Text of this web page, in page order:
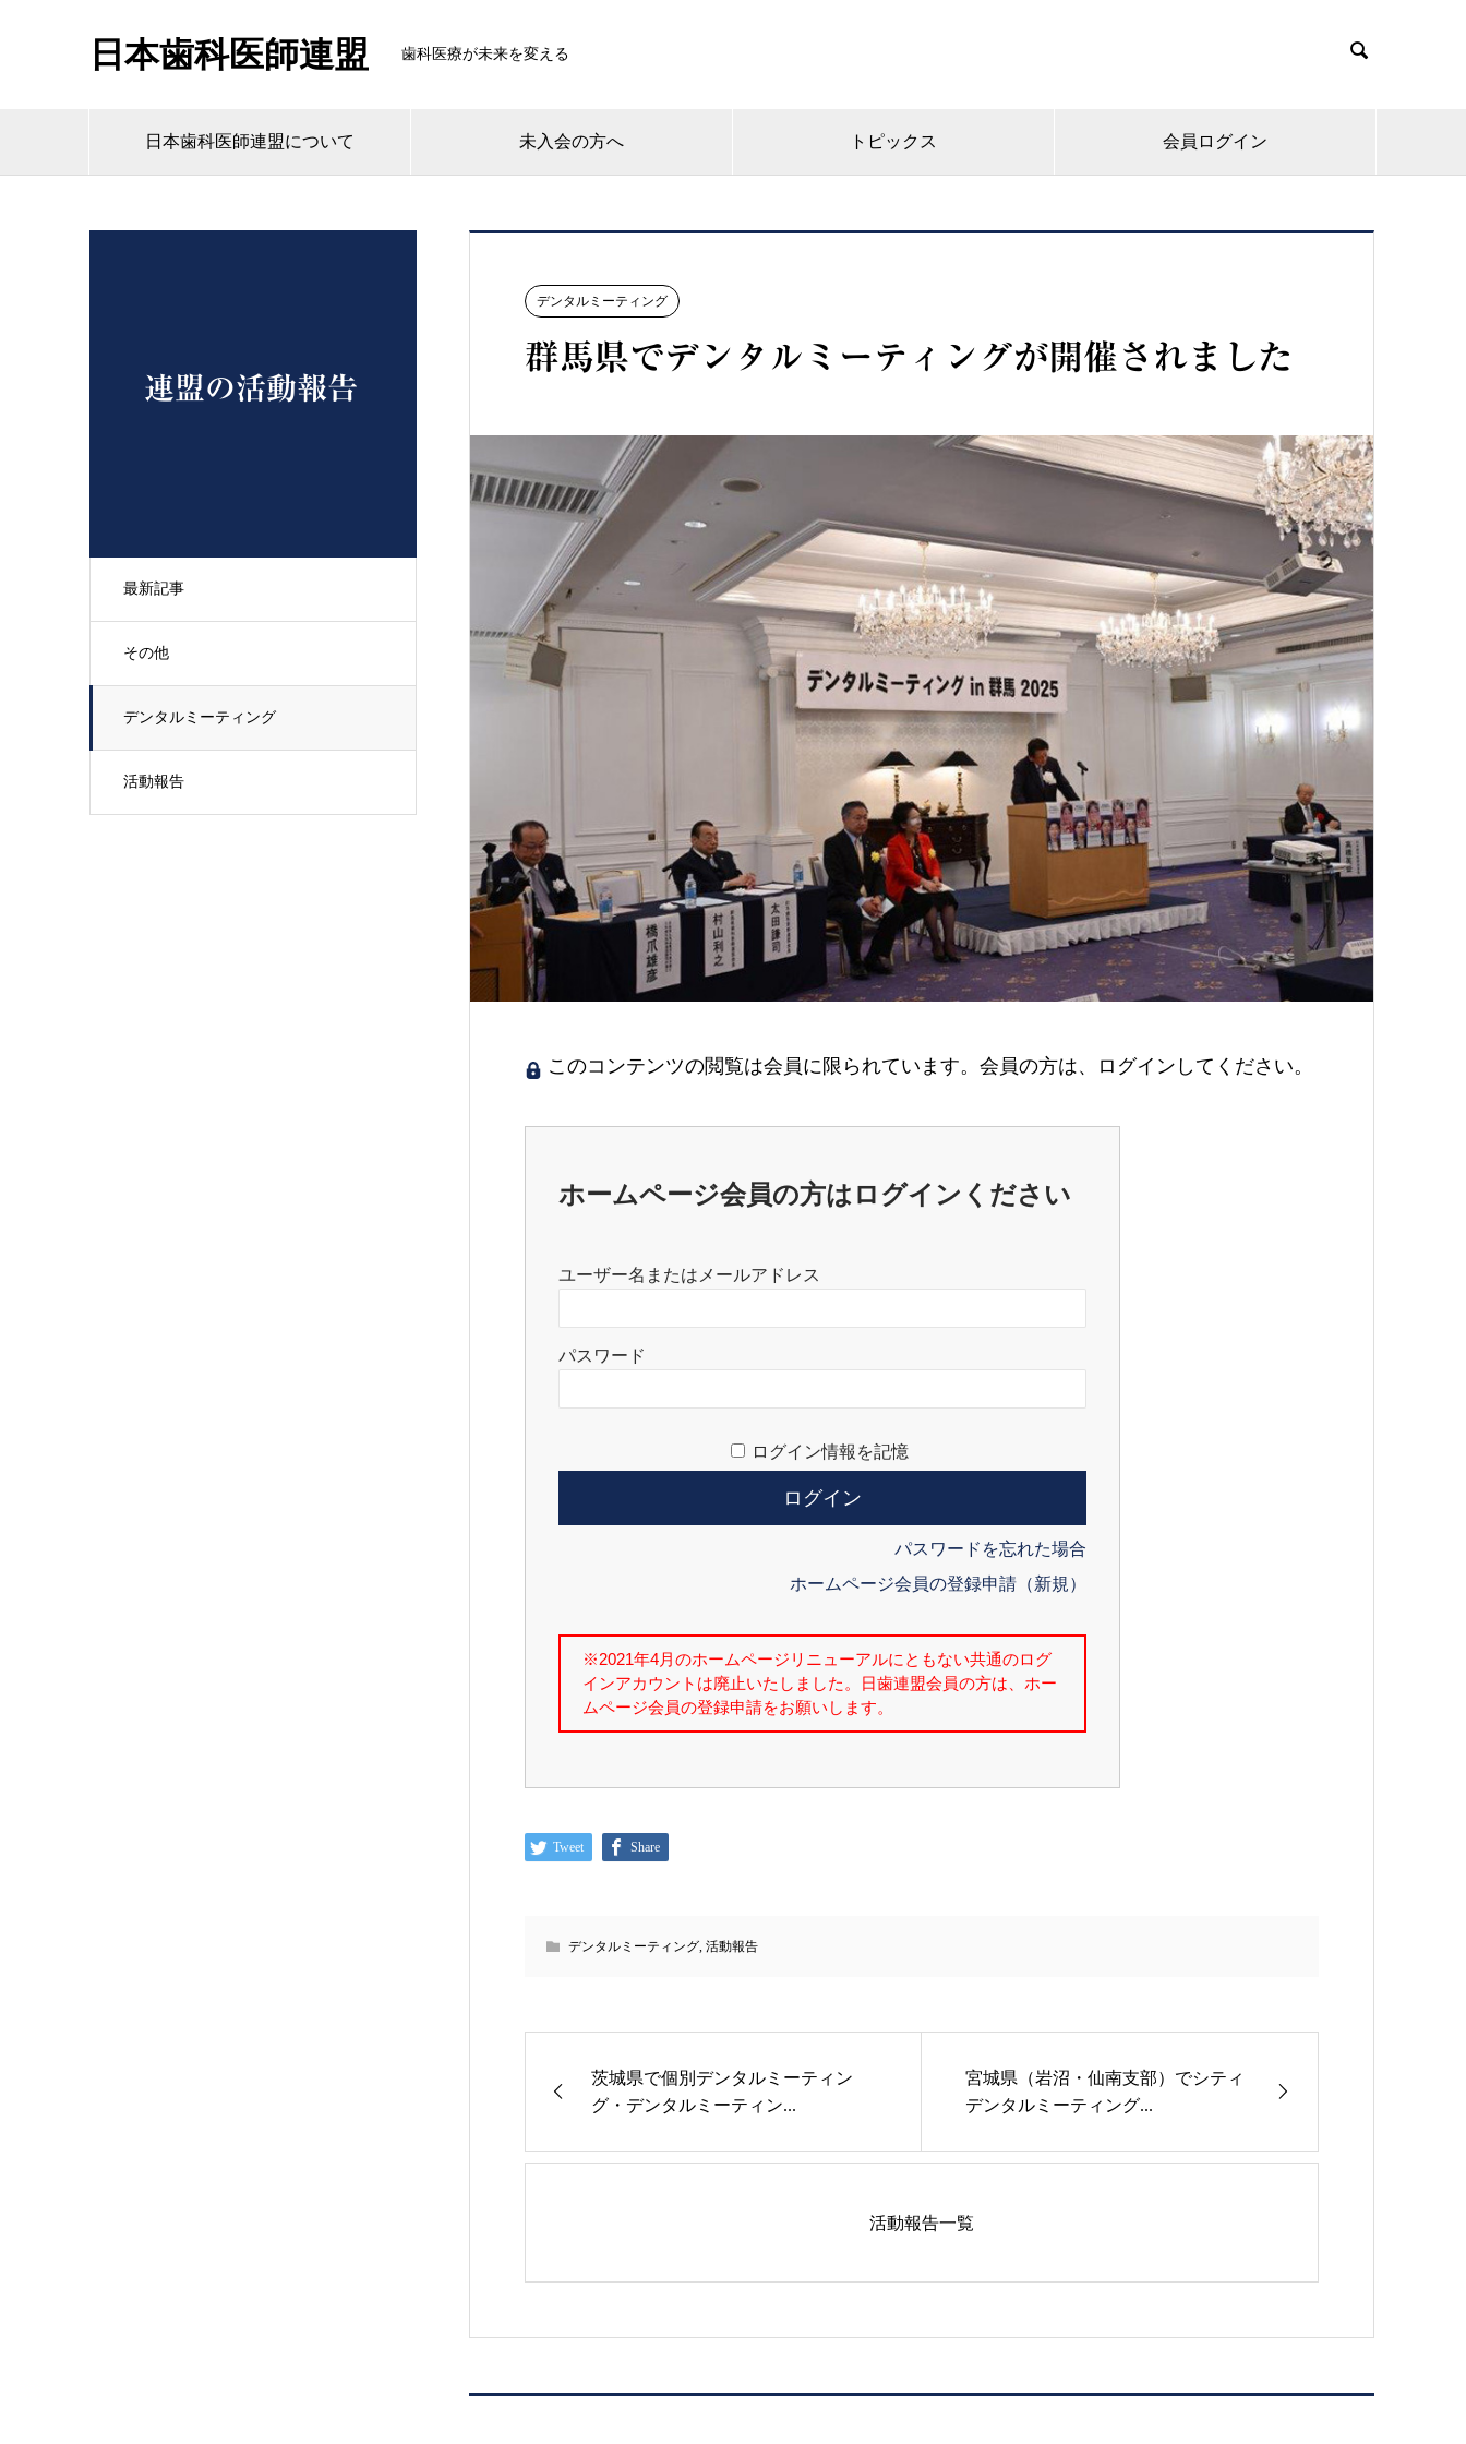
日本歯科医師連盟 歯科医療が未来を変える 
日本歯科医師連盟について 未入会の方へ トピックス 会員ログイン
連盟の活動報告
最新記事
その他
デンタルミーティング
活動報告
デンタルミーティング
群馬県でデンタルミーティングが開催されました
このコンテンツの閲覧は会員に限られています。会員の方は、ログインしてください。
ホームページ会員の方はログインください
ユーザー名またはメールアドレス
パスワード
ログイン情報を記憶
パスワードを忘れた場合
ホームページ会員の登録申請（新規）
Tweet Share
デンタルミーティング 活動報告
茨城県で個別デンタルミーティン
グ・デンタルミーティン...
宮城県（岩沼・仙南支部）でシティ
デンタルミーティング...
活動報告一覧